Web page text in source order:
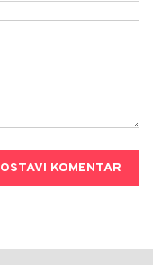
OSTAVI KOMENTAR